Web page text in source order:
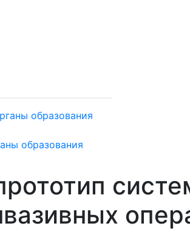
образования
образования